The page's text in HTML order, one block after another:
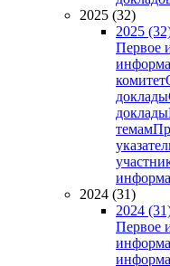
2025 (32)
2025
Первое
комитет
доклады
доклады
темам
2024 (31)
2024
Первое